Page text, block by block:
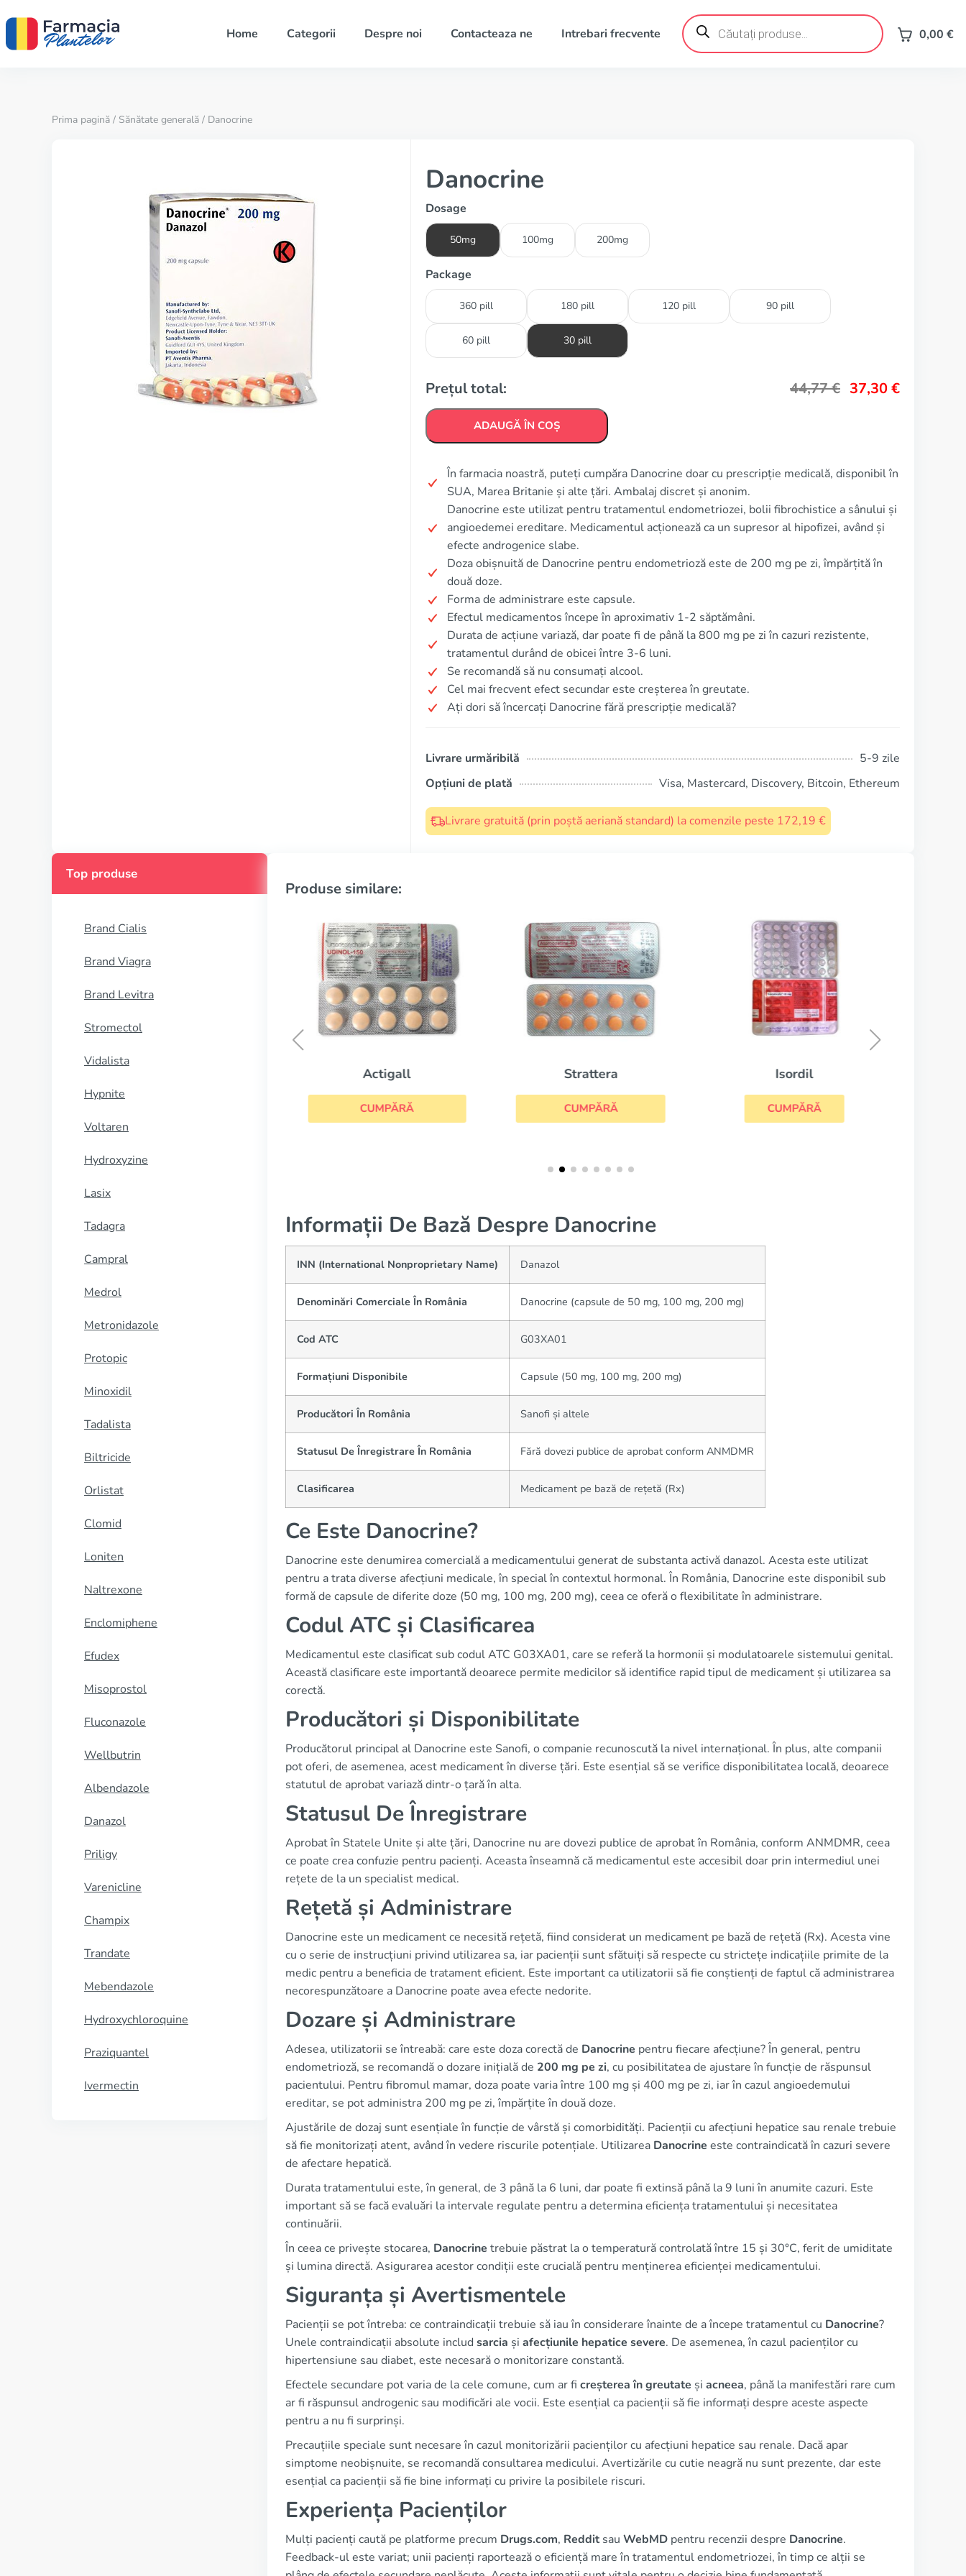
Home Categorii Despre noi Contacteaza ne Intrebari frecvente
Products
search 0,00 €
Prima pagină / Sănătate generală / Danocrine
Danocrine
Dosage
50mg 100mg 200mg
Package
360 pill 180 pill 120 pill 90 pill
60 pill 30 pill
Prețul total: 44,77€ 37,30€
ADAUGĂ ÎN COȘ
În farmacia noastră, puteți cumpăra Danocrine doar cu prescripție medicală, disponibil în
SUA, Marea Britanie și alte țări. Ambalaj discret și anonim.
Danocrine este utilizat pentru tratamentul endometriozei, bolii fibrochistice a sânului și
angioedemei ereditare. Medicamentul acționează ca un supresor al hipofizei, având și
efecte androgenice slabe.
Doza obișnuită de Danocrine pentru endometrioză este de 200 mg pe zi, împărțită în
două doze.
Forma de administrare este capsule.
Efectul medicamentos începe în aproximativ 1-2 săptămâni.
Durata de acțiune variază, dar poate fi de până la 800 mg pe zi în cazuri rezistente,
tratamentul durând de obicei între 3-6 luni.
Se recomandă să nu consumați alcool.
Cel mai frecvent efect secundar este creșterea în greutate.
Ați dori să încercați Danocrine fără prescripție medicală?
Livrare urmăribilă
5-9 zile
Opțiuni de plată
Visa, Mastercard, Discovery, Bitcoin, Ethereum
Livrare gratuită (prin poștă aeriană standard) la comenzile peste 172,19 €
Top produse
Brand Cialis
Brand Viagra
Brand Levitra
Stromectol
Vidalista
Hypnite
Voltaren
Hydroxyzine
Lasix
Tadagra
Campral
Medrol
Metronidazole
Protopic
Minoxidil
Tadalista
Biltricide
Orlistat
Clomid
Loniten
Naltrexone
Enclomiphene
Efudex
Misoprostol
Fluconazole
Wellbutrin
Albendazole
Danazol
Priligy
Varenicline
Champix
Trandate
Mebendazole
Hydroxychloroquine
Praziquantel
Ivermectin
Produse similare:
Actigall
CUMPĂRĂ
Strattera
CUMPĂRĂ
Isordil
CUMPĂRĂ
Informații De Bază Despre Danocrine
INN (International Nonproprietary Name) Danazol
Denominări Comerciale În România Danocrine (capsule de 50 mg, 100 mg, 200 mg)
Cod ATC G03XA01
Formațiuni Disponibile Capsule (50 mg, 100 mg, 200 mg)
Producători În România Sanofi și altele
Statusul De Înregistrare În România Fără dovezi publice de aprobat conform ANMDMR
Clasificarea Medicament pe bază de rețetă (Rx)
Ce Este Danocrine?
Danocrine este denumirea comercială a medicamentului generat de substanta activă danazol. Acesta este utilizat
pentru a trata diverse afecțiuni medicale, în special în contextul hormonal. În România, Danocrine este disponibil sub
formă de capsule de diferite doze (50 mg, 100 mg, 200 mg), ceea ce oferă o flexibilitate în administrare.
Codul ATC și Clasificarea
Medicamentul este clasificat sub codul ATC G03XA01, care se referă la hormonii și modulatoarele sistemului genital.
Această clasificare este importantă deoarece permite medicilor să identifice rapid tipul de medicament și utilizarea sa
corectă.
Producători și Disponibilitate
Producătorul principal al Danocrine este Sanofi, o companie recunoscută la nivel internațional. În plus, alte companii
pot oferi, de asemenea, acest medicament în diverse țări. Este esențial să se verifice disponibilitatea locală, deoarece
statutul de aprobat variază dintr-o țară în alta.
Statusul De Înregistrare
Aprobat în Statele Unite și alte țări, Danocrine nu are dovezi publice de aprobat în România, conform ANMDMR, ceea
ce poate crea confuzie pentru pacienți. Aceasta înseamnă că medicamentul este accesibil doar prin intermediul unei
rețete de la un specialist medical.
Rețetă și Administrare
Danocrine este un medicament ce necesită rețetă, fiind considerat un medicament pe bază de rețetă (Rx). Acesta vine
cu o serie de instrucțiuni privind utilizarea sa, iar pacienții sunt sfătuiți să respecte cu strictețe indicațiile primite de la
medic pentru a beneficia de tratament eficient. Este important ca utilizatorii să fie conștienți de faptul că administrarea
necorespunzătoare a Danocrine poate avea efecte nedorite.
Dozare și Administrare
Adesea, utilizatorii se întreabă: care este doza corectă de Danocrine pentru fiecare afecțiune? În general, pentru
endometrioză, se recomandă o dozare inițială de 200 mg pe zi, cu posibilitatea de ajustare în funcție de răspunsul
pacientului. Pentru fibromul mamar, doza poate varia între 100 mg și 400 mg pe zi, iar în cazul angioedemului
ereditar, se pot administra 200 mg pe zi, împărțite în două doze.
Ajustările de dozaj sunt esențiale în funcție de vârstă și comorbidități. Pacienții cu afecțiuni hepatice sau renale trebuie
să fie monitorizați atent, având în vedere riscurile potențiale. Utilizarea Danocrine este contraindicată în cazuri severe
de afectare hepatică.
Durata tratamentului este, în general, de 3 până la 6 luni, dar poate fi extinsă până la 9 luni în anumite cazuri. Este
important să se facă evaluări la intervale regulate pentru a determina eficiența tratamentului și necesitatea
continuării.
În ceea ce privește stocarea, Danocrine trebuie păstrat la o temperatură controlată între 15 și 30°C, ferit de umiditate
și lumina directă. Asigurarea acestor condiții este crucială pentru menținerea eficienței medicamentului.
Siguranța și Avertismentele
Pacienții se pot întreba: ce contraindicații trebuie să iau în considerare înainte de a începe tratamentul cu Danocrine?
Unele contraindicații absolute includ sarcia și afecțiunile hepatice severe. De asemenea, în cazul pacienților cu
hipertensiune sau diabet, este necesară o monitorizare constantă.
Efectele secundare pot varia de la cele comune, cum ar fi creșterea în greutate și acneea, până la manifestări rare cum
ar fi răspunsul androgenic sau modificări ale vocii. Este esențial ca pacienții să fie informați despre aceste aspecte
pentru a nu fi surprinși.
Precauțiile speciale sunt necesare în cazul monitorizării pacienților cu afecțiuni hepatice sau renale. Dacă apar
simptome neobișnuite, se recomandă consultarea medicului. Avertizările cu cutie neagră nu sunt prezente, dar este
esențial ca pacienții să fie bine informați cu privire la posibilele riscuri.
Experiența Pacienților
Mulți pacienți caută pe platforme precum Drugs.com, Redditsau WebMD pentru recenzii despre Danocrine.
Feedback-ul este variat; unii pacienți raportează o eficiență mare în tratamentul endometriozei, în timp ce alții se